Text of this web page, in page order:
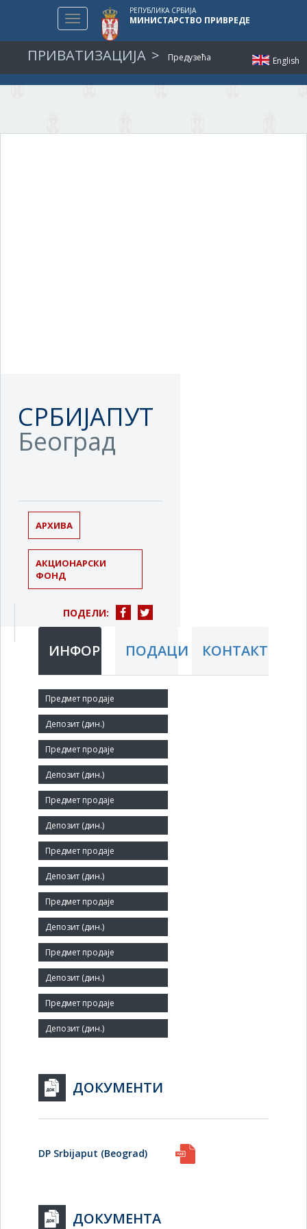
English
Toggle
navigation
РЕПУБЛИКА СРБИЈА
МИНИСТАРСТВО ПРИВРЕДЕ
ПРИВАТИЗАЦИЈА Предузећа
СРБИЈАПУТ
Београд
АРХИВА
АКЦИОНАРСКИ
ФОНД
ПОДЕЛИ:
ИНФОРМАЦИЈЕПОДАЦИ КОНТАКТ
Краћи назив:
СРБИЈАПУТ
Правни статус:
ДОО
Делатност:
Изградња путева и аутопутева
Матични број:
07065566
Величина:
Велико
Број запослених:
27
Заступник:
ДОКУМЕНТИ
DP Srbijaput (Beograd)
ДОКУМЕНТА